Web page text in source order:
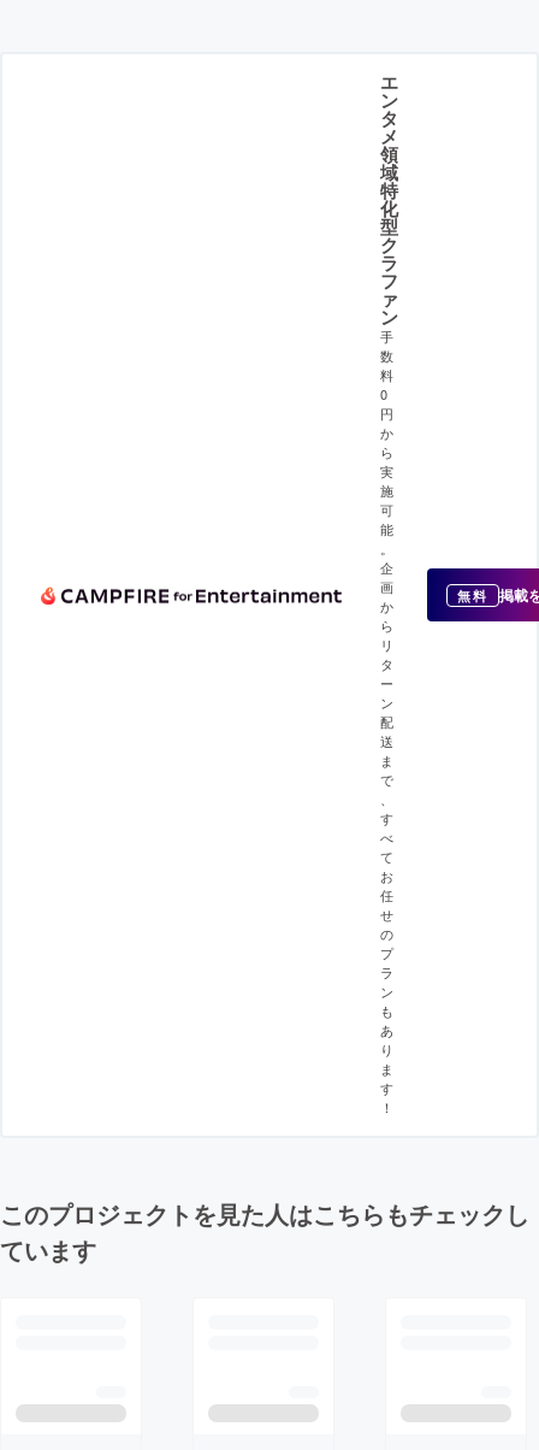
エ
ン
タ
メ
領
域
特
化
型
ク
ラ
フ
ァ
ン
手
数
料
0
円
か
ら
実
施
可
能
。
企
画
か
ら
リ
タ
ー
ン
配
送
ま
で
、
す
べ
て
お
任
せ
の
プ
ラ
ン
も
あ
り
ま
す
！
無料 掲載
このプロジェクトを見た人はこちらもチェックし
ています